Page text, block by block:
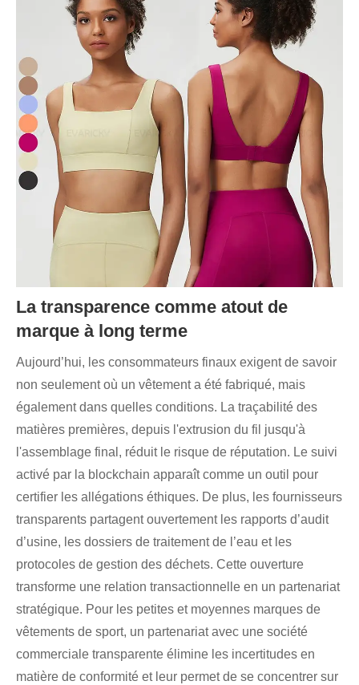
La transparence comme atout de
marque à long terme
Aujourd’hui, les consommateurs finaux exigent de savoir
non seulement où un vêtement a été fabriqué, mais
également dans quelles conditions. La traçabilité des
matières premières, depuis l'extrusion du fil jusqu'à
l'assemblage final, réduit le risque de réputation. Le suivi
activé par la blockchain apparaît comme un outil pour
certifier les allégations éthiques. De plus, les fournisseurs
transparents partagent ouvertement les rapports d’audit
d’usine, les dossiers de traitement de l’eau et les
protocoles de gestion des déchets. Cette ouverture
transforme une relation transactionnelle en un partenariat
stratégique. Pour les petites et moyennes marques de
vêtements de sport, un partenariat avec une société
commerciale transparente élimine les incertitudes en
matière de conformité et leur permet de se concentrer sur